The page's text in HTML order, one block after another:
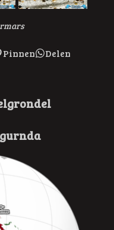
Pinnen Delen